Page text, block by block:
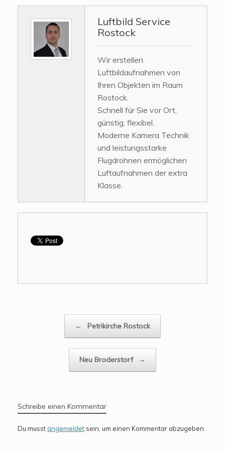
Luftbild Service
Rostock
Wir erstellen
Luftbildaufnahmen von
Ihren Objekten im Raum
Rostock.
Schnell für Sie vor Ort,
günstig, flexibel.
Moderne Kamera Technik
und leistungsstarke
Flugdrohnen ermöglichen
Luftaufnahmen der extra
Klasse.
← Petrikirche Rostock
Neu Broderstorf →
Schreibe einen Kommentar
Du musst angemeldet sein, um einen Kommentar abzugeben.